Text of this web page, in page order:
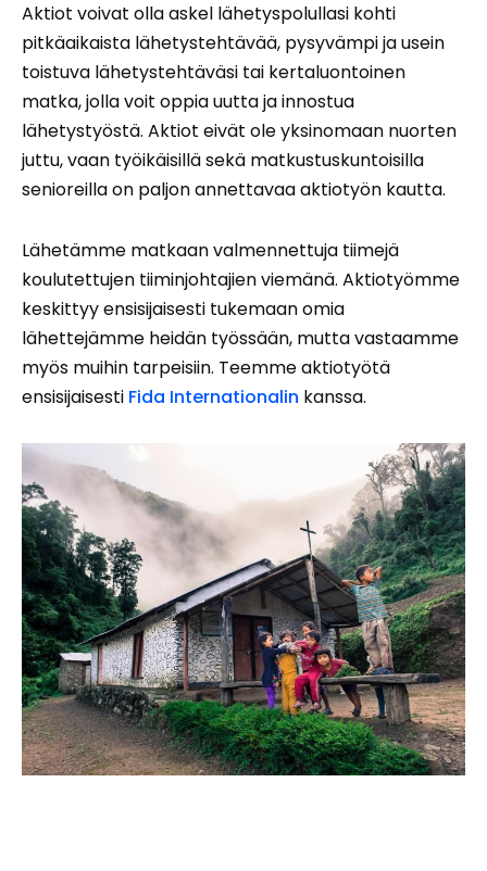
Aktiot voivat olla askel lähetyspolullasi kohti
pitkäaikaista lähetystehtävää, pysyvämpi ja usein
toistuva lähetystehtäväsi tai kertaluontoinen
matka, jolla voit oppia uutta ja innostua
lähetystyöstä. Aktiot eivät ole yksinomaan nuorten
juttu, vaan työikäisillä sekä matkustuskuntoisilla
senioreilla on paljon annettavaa aktiotyön kautta.
Lähetämme matkaan valmennettuja tiimejä
koulutettujen tiiminjohtajien viemänä. Aktiotyömme
keskittyy ensisijaisesti tukemaan omia
lähettejämme heidän työssään, mutta vastaamme
myös muihin tarpeisiin. Teemme aktiotyötä
ensisijaisesti Fida Internationalin kanssa.